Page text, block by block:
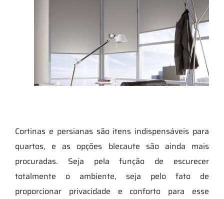
Cortinas e persianas são itens indispensáveis para
quartos, e as opções blecaute são ainda mais
procuradas. Seja pela função de escurecer
totalmente o ambiente, seja pelo fato de
proporcionar privacidade e conforto para esse